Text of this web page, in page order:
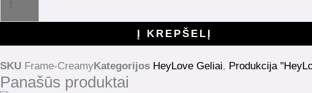
Į KREPŠELĮ
SKU Frame-CreamyKategorijos HeyLove Geliai, Produkcija
Panašūs produktai